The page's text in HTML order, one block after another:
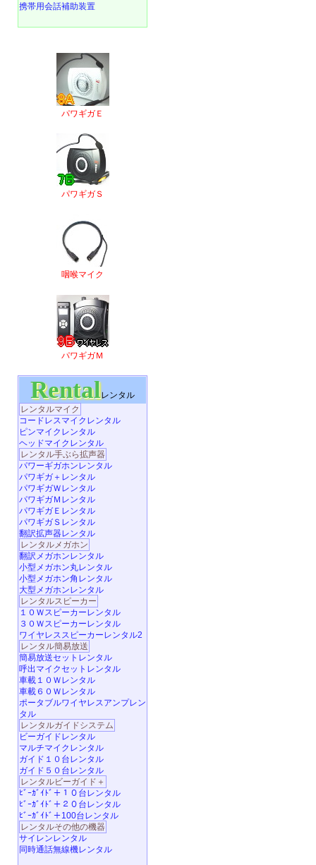
携帯用会話補助装置
パワギガＥ
パワギガＳ
咽喉マイク
パワギガＭ
Rentalレンタル
レンタルマイク
コードレスマイクレンタル
ピンマイクレンタル
ヘッドマイクレンタル
レンタル手ぶら拡声器
パワーギガホンレンタル
パワギガ＋レンタル
パワギガＷレンタル
パワギガＭレンタル
パワギガＥレンタル
パワギガＳレンタル
翻訳拡声器レンタル
レンタルメガホン
翻訳メガホンレンタル
小型メガホン丸レンタル
小型メガホン角レンタル
大型メガホンレンタル
レンタルスピーカー
１０Ｗスピーカーレンタル
３０Ｗスピーカーレンタル
ワイヤレススピーカーレンタル2
レンタル簡易放送
簡易放送セットレンタル
呼出マイクセットレンタル
車載１０Ｗレンタル
車載６０Ｗレンタル
ポータブルワイヤレスアンプレン
タル
レンタルガイドシステム
ビーガイドレンタル
マルチマイクレンタル
ガイド１０台レンタル
ガイド５０台レンタル
レンタルビーガイド＋
ﾋﾞｰｶﾞｲﾄﾞ＋１０台レンタル
ﾋﾞｰｶﾞｲﾄﾞ＋２０台レンタル
ﾋﾞｰｶﾞｲﾄﾞ＋100台レンタル
レンタルその他の機器
サイレンレンタル
同時通話無線機レンタル